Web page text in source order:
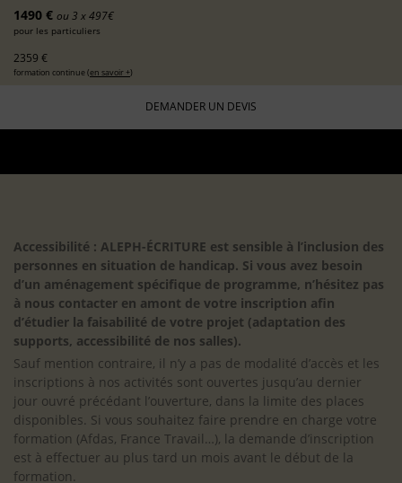
1490 € ou 3 x 497€
pour les particuliers
2359 €
formation continue (en savoir +)
DEMANDER UN DEVIS
Accessibilité : ALEPH-ÉCRITURE est sensible à l’inclusion des
personnes en situation de handicap. Si vous avez besoin
d’un aménagement spécifique de programme, n’hésitez pas
à nous contacter en amont de votre inscription afin
d’étudier la faisabilité de votre projet (adaptation des
supports, accessibilité de nos salles).
Sauf mention contraire, il n’y a pas de modalité d’accès et les
inscriptions à nos activités sont ouvertes jusqu’au dernier
jour ouvré précédant l’ouverture, dans la limite des places
disponibles. Si vous souhaitez faire prendre en charge votre
formation (Afdas, France Travail…), la demande d’inscription
est à effectuer au plus tard un mois avant le début de la
formation.